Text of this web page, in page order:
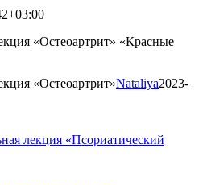
«Остеоартрит» «Красные
«Остеоартрит»Nataliya2023-
лекция «Псориатический